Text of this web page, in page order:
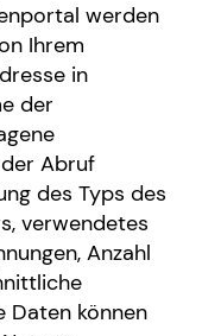
werden
Ihrem
in
der
Abruf
des Typs des
verwendetes
Anzahl
Daten können